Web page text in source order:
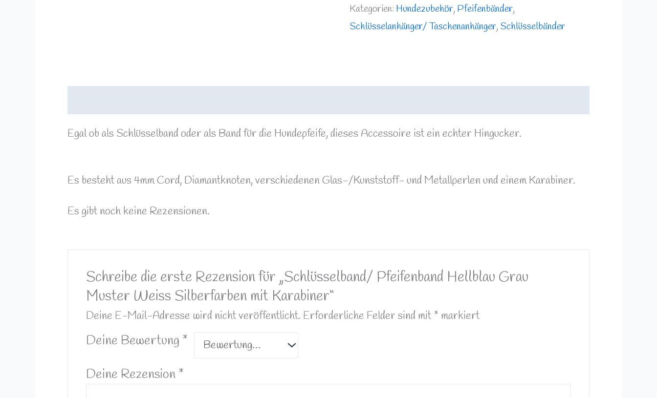
Kategorien: Hundezubehör, Pfeifenbänder,
Schlüsselanhänger/ Taschenanhänger, Schlüsselbänder
Egal ob als Schlüsselband oder als Band für die Hundepfeife, dieses Accessoire ist ein echter Hingucker.
Es besteht aus 4mm Cord, Diamantknoten, verschiedenen Glas-/Kunststoff- und Metallperlen und einem Karabiner.
Es gibt noch keine Rezensionen.
Schreibe die erste Rezension für „Schlüsselband/ Pfeifenband Hellblau Grau
Muster Weiss Silberfarben mit Karabiner“
Deine E-Mail-Adresse wird nicht veröffentlicht. Erforderliche Felder sind mit * markiert
Deine Bewertung *
Deine Rezension*